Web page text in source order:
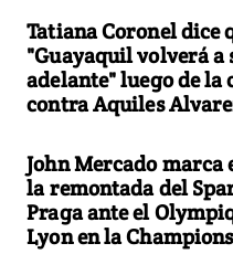
Tatiana Coronel dice
"Guayaquil volverá a
adelante" luego de la
contra Aquiles
John Mercado marca
la remontada del
Praga ante el
Lyon en la